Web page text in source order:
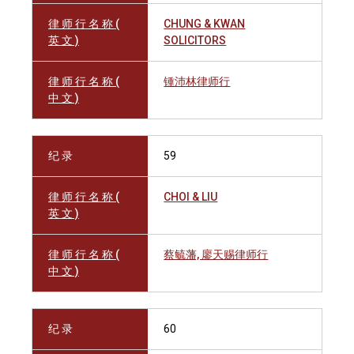
律 师 行 名 称 (
英 文 )
CHUNG & KWAN
SOLICITORS
律 师 行 名 称 (
中 文 )
锺沛林律师行
纪 录 59
律 师 行 名 称 (
英 文 )
CHOI & LIU
律 师 行 名 称 (
中 文 )
蔡毓藩, 廖天赐律师行
纪 录 60